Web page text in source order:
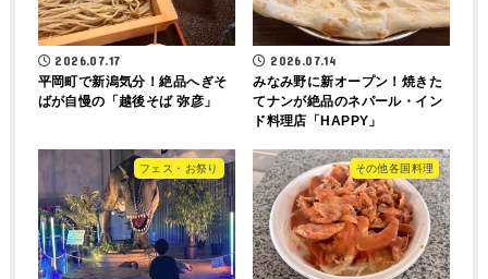
2026.07.17
平岡町で新潟気分！絶品へぎそ
ばが自慢の「越後そば 弥彦」
2026.07.14
みなみ野に新オープン！焼きた
てナンが絶品のネパール・イン
ド料理店「HAPPY」
フェス・お祭り その他各国料理